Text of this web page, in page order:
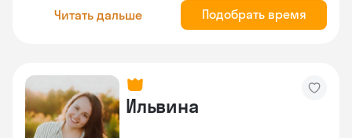
Читать дальше Подобрать время
Ильвина